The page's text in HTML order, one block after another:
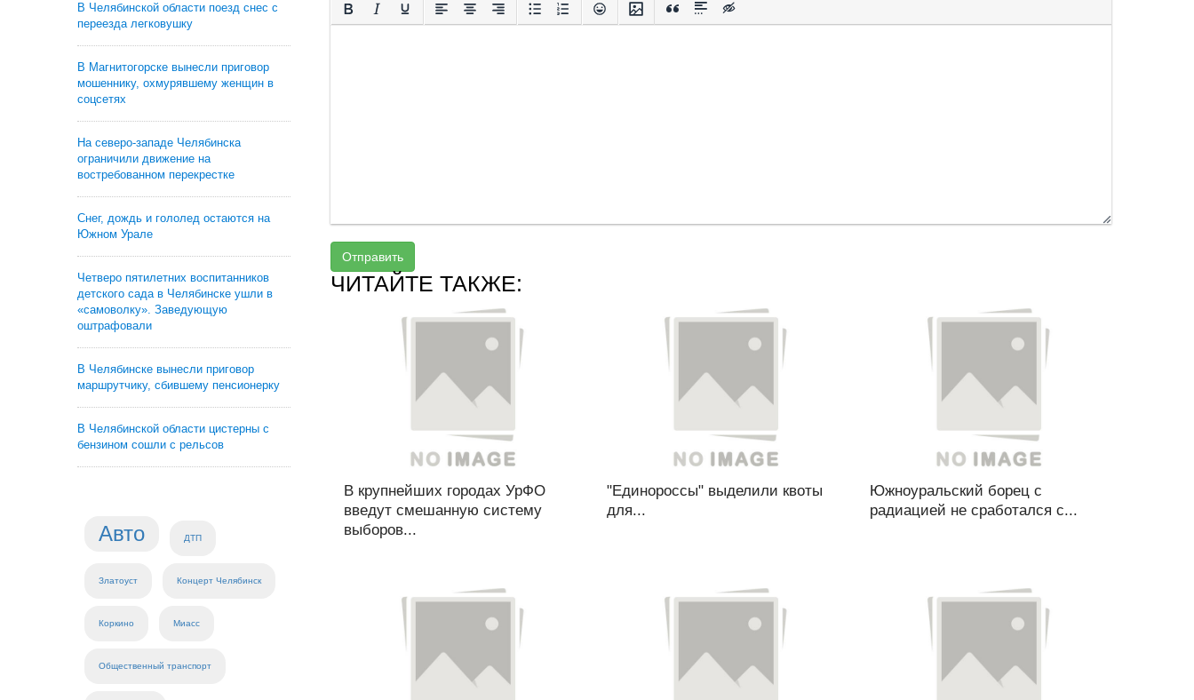
В Челябинской области поезд снес с
переезда легковушку
В Магнитогорске вынесли приговор
мошеннику, охмурявшему женщин в
соцсетях
На северо-западе Челябинска
ограничили движение на
востребованном перекрестке
Снег, дождь и гололед остаются на
Южном Урале
Четверо пятилетних воспитанников
детского сада в Челябинске ушли в
«самоволку». Заведующую
оштрафовали
В Челябинске вынесли приговор
маршрутчику, сбившему пенсионерку
В Челябинской области цистерны с
бензином сошли с рельсов
Авто ДТП
Златоуст Концерт Челябинск
Коркино Миасс
Общественный транспорт
Отправить
ЧИТАЙТЕ ТАКЖЕ:
В крупнейших городах УрФО
введут смешанную систему
выборов...
"Единороссы" выделили квоты
для...
Южноуральский борец с
радиацией не сработался с...